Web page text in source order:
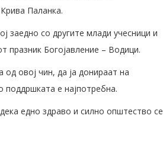
Паланка.
заедно со другите млади учесници и
празник Богојавление – Водици.
овој чин, да ја донираат на
е најпотребна.
едно здраво и силно општество се